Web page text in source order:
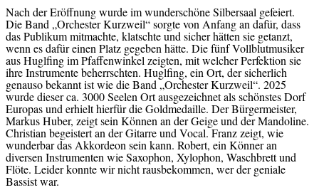
Nach der Eröffnung wurde im wunderschöne Silbersaal gefeiert.
Die Band „Orchester Kurzweil“ sorgte von Anfang an dafür, dass
das Publikum mitmachte, klatschte und sicher hätten sie getanzt,
wenn es dafür einen Platz gegeben hätte. Die fünf Vollblutmusiker
aus Huglfing im Pfaffenwinkel zeigten, mit welcher Perfektion sie
ihre Instrumente beherrschten. Huglfing, ein Ort, der sicherlich
genauso bekannt ist wie die Band „Orchester Kurzweil“. 2025
wurde dieser ca. 3000 Seelen Ort ausgezeichnet als schönstes Dorf
Europas und erhielt hierfür die Goldmedaille. Der Bürgermeister,
Markus Huber, zeigt sein Können an der Geige und der Mandoline.
Christian begeistert an der Gitarre und Vocal. Franz zeigt, wie
wunderbar das Akkordeon sein kann. Robert, ein Könner an
diversen Instrumenten wie Saxophon, Xylophon, Waschbrett und
Flöte. Leider konnte wir nicht rausbekommen, wer der geniale
Bassist war.